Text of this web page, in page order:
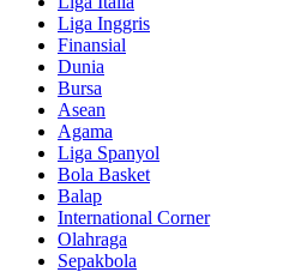
Liga Inggris
Finansial
Dunia
Bursa
Asean
Agama
Liga Spanyol
Bola Basket
Balap
International Corner
Olahraga
Sepakbola